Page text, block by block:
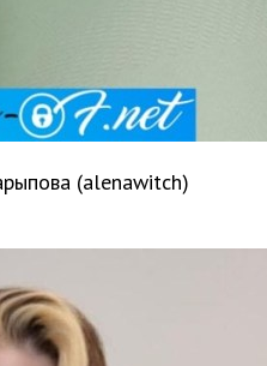
(alenawitch)